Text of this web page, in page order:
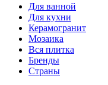
Для ванной
Для кухни
Керамогранит
Мозаика
Вся плитка
Бренды
Страны